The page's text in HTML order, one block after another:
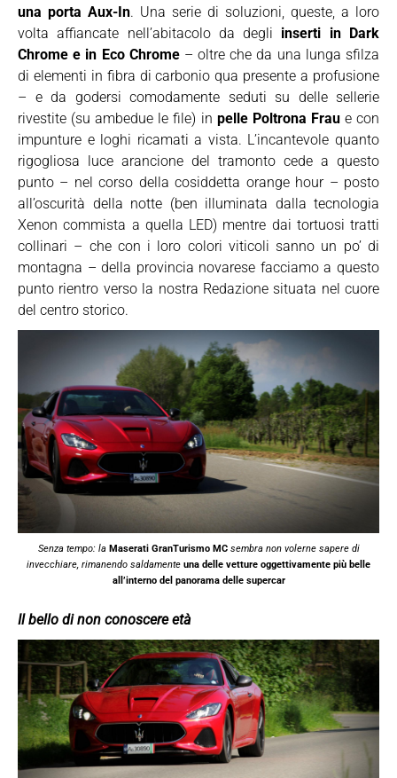
una porta Aux-In. Una serie di soluzioni, queste, a loro
volta affiancate nell’abitacolo da degli inserti in Dark
Chrome e in Eco Chrome– oltre che da una lunga sfilza
di elementi in fibra di carbonio qua presente a profusione
– e da godersi comodamente seduti su delle sellerie
rivestite (su ambedue le file) in pelle Poltrona Fraue con
impunture e loghi ricamati a vista. L’incantevole quanto
rigogliosa luce arancione del tramonto cede a questo
punto – nel corso della cosiddetta orange hour – posto
all’oscurità della notte (ben illuminata dalla tecnologia
Xenon commista a quella LED) mentre dai tortuosi tratti
collinari – che con i loro colori viticoli sanno un po’ di
montagna – della provincia novarese facciamo a questo
punto rientro verso la nostra Redazione situata nel cuore
del centro storico.
Senza tempo: la Maserati GranTurismo MCsembra non volerne sapere di
invecchiare, rimanendo saldamente una delle vetture oggettivamente più belle
all’interno del panorama delle supercar
Il bello di non conoscere età